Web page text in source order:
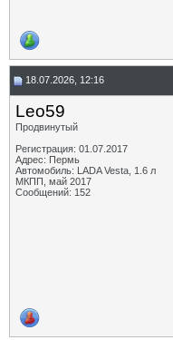
18.07.2026, 12:16
Leo59
Продвинутый
Регистрация: 01.07.2017
Адрес: Пермь
Автомобиль: LADA Vesta, 1.6 л
МКПП, май 2017
Сообщений: 152